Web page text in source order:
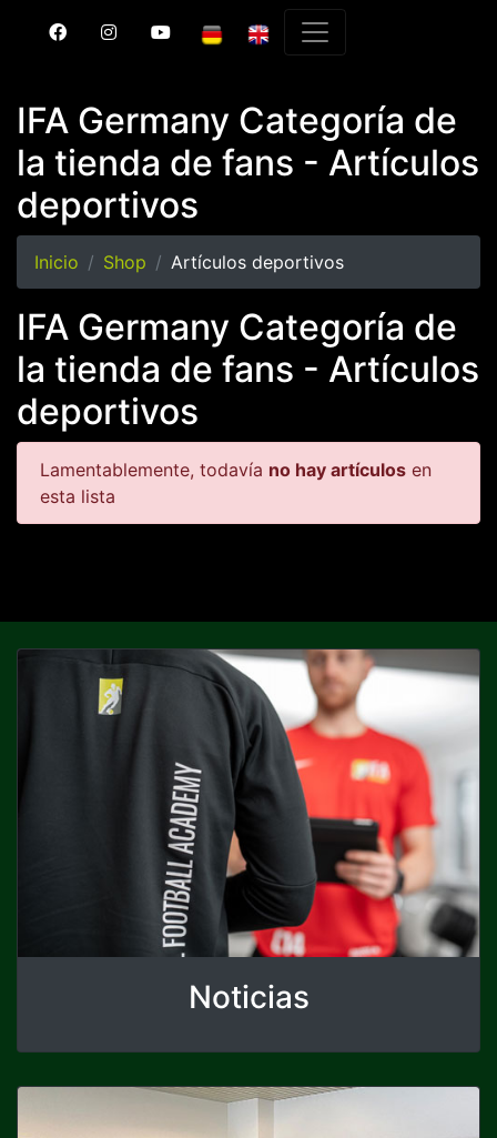
IFA Germany Categoría de
la tienda de fans - Artículos
deportivos
Inicio Shop Artículos deportivos
IFA Germany Categoría de
la tienda de fans - Artículos
deportivos
Lamentablemente, todavía no hay artículos en
esta lista
Noticias